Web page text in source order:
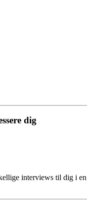
dig
interviews til dig i en